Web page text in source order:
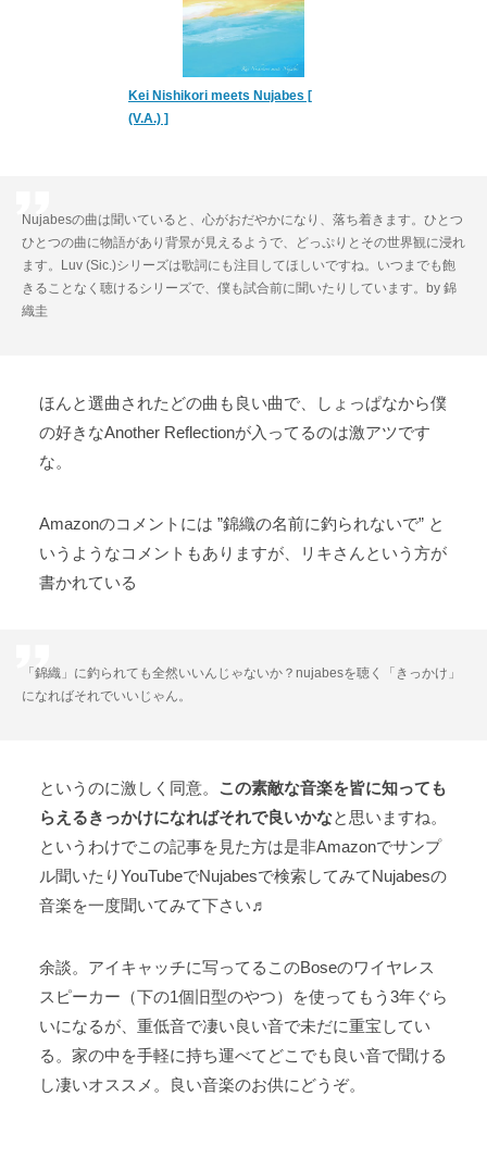
Kei Nishikori meets Nujabes [
(V.A.) ]
Nujabesの曲は聞いていると、心がおだやかになり、落ち着きます。ひとつ
ひとつの曲に物語があり背景が見えるようで、どっぷりとその世界観に浸れ
ます。Luv (Sic.)シリーズは歌詞にも注目してほしいですね。いつまでも飽
きることなく聴けるシリーズで、僕も試合前に聞いたりしています。by 錦
織圭
ほんと選曲されたどの曲も良い曲で、しょっぱなから僕
の好きなAnother Reflectionが入ってるのは激アツです
な。
Amazonのコメントには ”錦織の名前に釣られないで” と
いうようなコメントもありますが、リキさんという方が
書かれている
「錦織」に釣られても全然いいんじゃないか？nujabesを聴く「きっかけ」
になればそれでいいじゃん。
というのに激しく同意。 この素敵な音楽を皆に知っても
らえるきっかけになればそれで良いかなと思いますね。
というわけでこの記事を見た方は是非Amazonでサンプ
ル聞いたりYouTubeでNujabesで検索してみてNujabesの
音楽を一度聞いてみて下さい♬
余談。アイキャッチに写ってるこのBoseのワイヤレス
スピーカー（下の1個旧型のやつ）を使ってもう3年ぐら
いになるが、重低音で凄い良い音で未だに重宝してい
る。家の中を手軽に持ち運べてどこでも良い音で聞ける
し凄いオススメ。良い音楽のお供にどうぞ。